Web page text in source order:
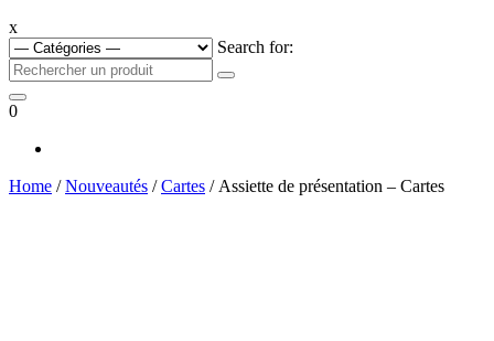
x
Search for:
0
Home /Nouveautés /Cartes / Assiette de présentation – Cartes